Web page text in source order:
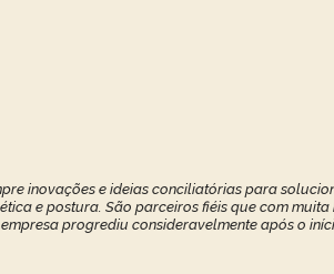
inovações e ideias conciliatórias para
e postura. São parceiros fiéis que com
progrediu consideravelmente após o